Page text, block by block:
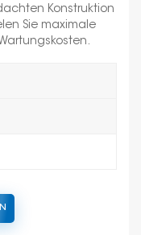
Konstruktion
Sie maximale